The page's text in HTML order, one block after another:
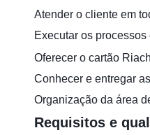
Atender o cliente em
Executar os
Oferecer o cartão
Conhecer e entregar
Organização da área
Requisitos e